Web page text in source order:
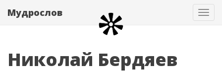
Мудрослов
Николай Бердяев